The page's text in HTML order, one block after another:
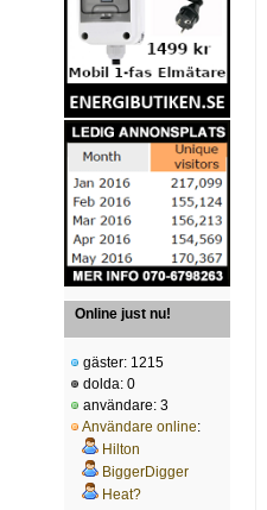
Online just nu!
gäster: 1215
dolda: 0
användare: 3
Användare online:
Hilton
BiggerDigger
Heat?